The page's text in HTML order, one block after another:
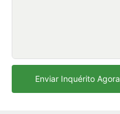
Enviar Inquérito Agora